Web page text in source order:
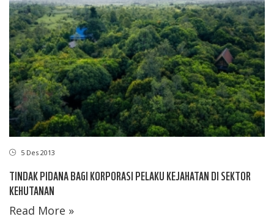
5 Des 2013
TINDAK PIDANA BAGI KORPORASI PELAKU KEJAHATAN DI SEKTOR
KEHUTANAN
Read More »